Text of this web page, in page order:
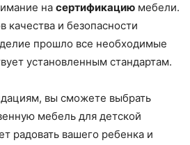
на сертификацию мебели.
качества и безопасности
прошло все необходимые
установленным стандартам.
вы сможете выбрать
мебель для детской
радовать вашего ребенка и